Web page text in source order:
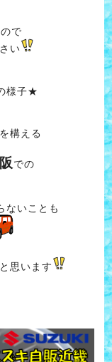
で
い
様子★
構える
での
ないことも
思います